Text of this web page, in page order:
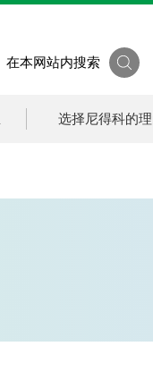
在本网站内搜索
选择尼得科的